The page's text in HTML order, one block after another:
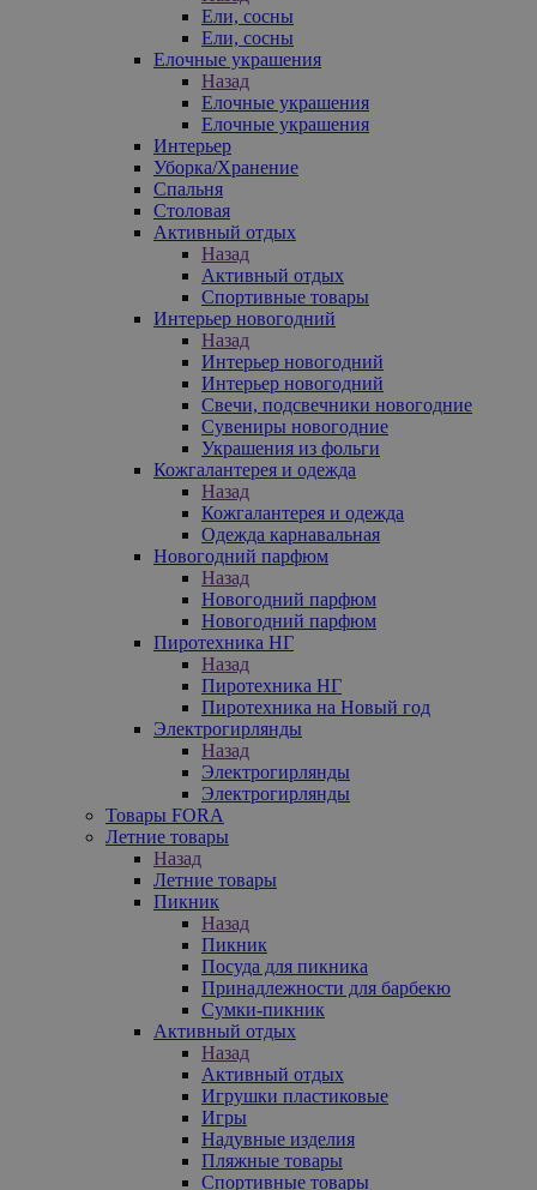
Ели, сосны
Ели, сосны
Елочные украшения
Назад
Елочные украшения
Елочные украшения
Интерьер
Уборка/Хранение
Спальня
Столовая
Активный отдых
Назад
Активный отдых
Спортивные товары
Интерьер новогодний
Назад
Интерьер новогодний
Интерьер новогодний
Свечи, подсвечники новогодние
Сувениры новогодние
Украшения из фольги
Кожгалантерея и одежда
Назад
Кожгалантерея и одежда
Одежда карнавальная
Новогодний парфюм
Назад
Новогодний парфюм
Новогодний парфюм
Пиротехника НГ
Назад
Пиротехника НГ
Пиротехника на Новый год
Электрогирлянды
Назад
Электрогирлянды
Электрогирлянды
Товары FORA
Летние товары
Назад
Летние товары
Пикник
Назад
Пикник
Посуда для пикника
Принадлежности для барбекю
Сумки-пикник
Активный отдых
Назад
Активный отдых
Игрушки пластиковые
Игры
Надувные изделия
Пляжные товары
Спортивные товары